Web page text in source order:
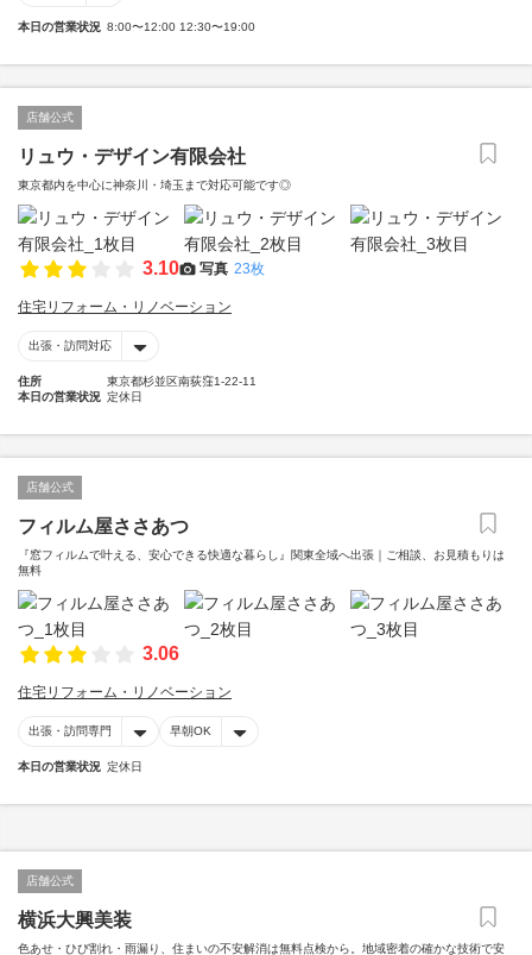
本日の営業状況 8:00〜12:00 12:30〜19:00
店舗公式
リュウ・デザイン有限会社
東京都内を中心に神奈川・埼玉まで対応可能です◎
3.10 写真 23枚
住宅リフォーム・リノベーション
出張・訪問対応
住所
東京都杉並区南荻窪1-22-11
本日の営業状況 定休日
店舗公式
フィルム屋ささあつ
『窓フィルムで叶える、安心できる快適な暮らし』関東全域へ出張｜ご相談、お見積もりは
無料
3.06
住宅リフォーム・リノベーション
出張・訪問専門 早朝OK
本日の営業状況 定休日
店舗公式
横浜大興美装
色あせ・ひび割れ・雨漏り、住まいの不安解消は無料点検から。地域密着の確かな技術で安